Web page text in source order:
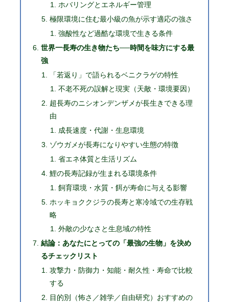
ホバリングとエネルギー管理
極限環境に住む最小級の魚が示す適応の強さ
強酸性など過酷な環境で生きる条件
世界一長寿の生き物たち──時間を味方にする最
強
「若返り」で語られるベニクラゲの特性
不老不死の誤解と現実（天敵・環境要因）
超長寿のニシオンデンザメが長生きできる理
由
成長速度・代謝・生息環境
ゾウガメが長寿になりやすい生態の特徴
省エネ体質と生活リズム
鯉の長寿記録が生まれる環境条件
飼育環境・水質・餌が寿命に与える影響
ホッキョククジラの長寿と寒冷域での生存戦
略
外敵の少なさと生息域の特性
結論：あなたにとっての「最強の生物」を決め
るチェックリスト
攻撃力・防御力・知能・耐久性・寿命で比較
する
目的別（怖さ／雑学／自由研究）おすすめの